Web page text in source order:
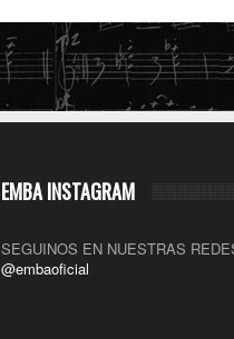
EMBA INSTAGRAM
SEGUINOS EN NUESTRAS
@embaoficial